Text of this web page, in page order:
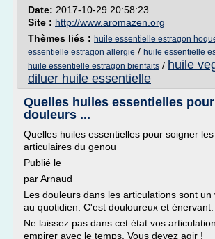
Date: 2017-10-29 20:58:23
Site : http://www.aromazen.org
Thèmes liés : huile essentielle estragon
essentielle estragon allergie / huile essentielle
huile essentielle estragon bienfaits / huile
diluer huile essentielle
Quelles huiles essentielles
douleurs ...
Quelles huiles essentielles pour soigner
articulaires du genou
Publié le
par Arnaud
Les douleurs dans les articulations sont un
au quotidien. C'est douloureux et énervant.
Ne laissez pas dans cet état vos
empirer avec le temps. Vous devez agir !